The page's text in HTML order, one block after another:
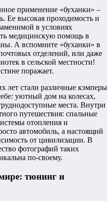
применение «буханки» –
Ее высокая проходимость и
в условиях
медицинскую помощь в
А вспомните «буханки» в
отделений, или даже
в сельской местности!
поражает.
лет стали различные кэмперы
уютный дом на колесах,
места. Внутри
путешествия: спальные
отопления и
автомобиль, а настоящий
от цивилизации. В
фотографий таких
по-своему.
тюнинг и